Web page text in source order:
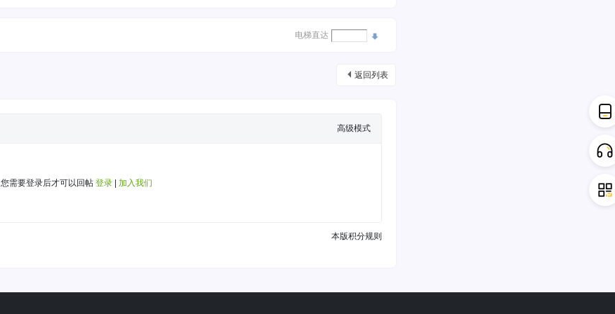
电梯直达
返回列表
高级模式
您需要登录后才可以回帖 登录 加入我们
本版积分规则